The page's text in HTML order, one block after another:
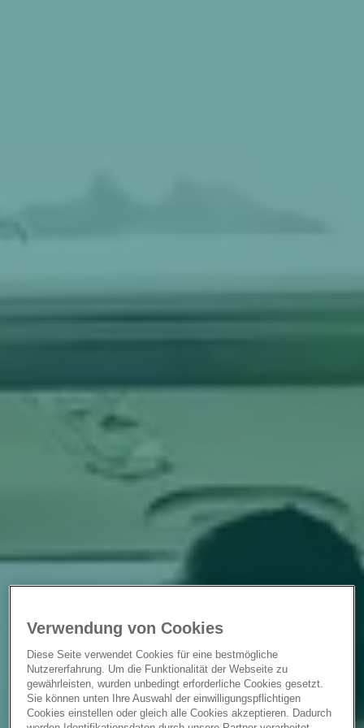
Verwendung von Cookies
Diese Seite verwendet Cookies für eine bestmögliche
Nutzererfahrung. Um die Funktionalität der Webseite zu
gewährleisten, wurden unbedingt erforderliche Cookies gesetzt.
Sie können unten Ihre Auswahl der einwilligungspflichtigen
Cookies einstellen oder gleich alle Cookies akzeptieren. Dadurch